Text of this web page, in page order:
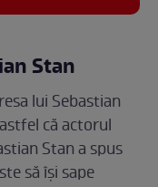
Stan
lui Sebastian
că actorul
Stan a spus
să își sape